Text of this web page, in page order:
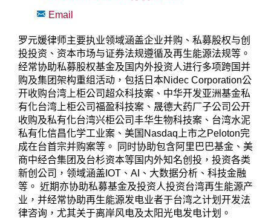
Email
罗元媛律师主要执业领域涵盖企业并购、私募股权与创
投投资、资本市场与证券法规遵循及再生能源法规等。
经常协助私募股权基金及国内外投资人进行多项跨国并
购及集团架构重组活动，包括日本Nidec Corporation公
开收购台湾上柜公司超众科技案、中华开发亚洲基金私
有化台湾上柜公司福盈科技案、晟德大药厂子公司公开
收购及私有化台湾兴柜公司丰华生物科技案、台湾水泥
私有化信昌化学工业案、美国Nasdaq上市之Peloton完
成在台首宗并购案等。 同时协助包含阿里巴巴基金、美
商中经合集团及台杉资本等国内外知名创投，投资各类
新创公司，领域涵盖IOT、AI、大数据分析、科技金融
等。 近期亦协助私募基金及投资人投资台湾再生能源产
业，并经常协助再生能源发电业者于台湾之计划开发法
律咨询，尤其关于离岸风电及太阳光电发电计划。